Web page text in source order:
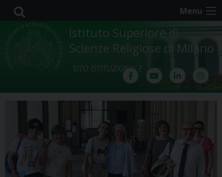
Skip
content
Menu
Istituto Superiore di
Scienze Religiose di Milano
SITO ISTITUZIONALE